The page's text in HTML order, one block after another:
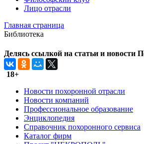
Лицо отрасли
Главная страница
Библиотека
Делясь ссылкой на статьи и новости
18+
Новости похоронной отрасли
Новости компаний
Профессиональное образование
Энциклопедия
Справочник похоронного сервиса
Каталог фирм